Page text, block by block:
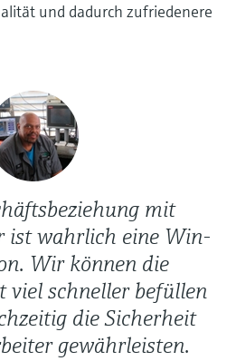
und dadurch zufriedenere
mit
ist wahrlich eine Win-
Wir können die
viel schneller befüllen
die Sicherheit
gewährleisten.